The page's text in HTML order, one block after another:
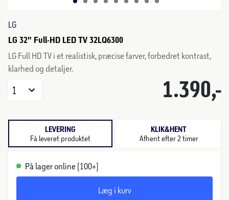
LG
LG 32" Full-HD LED TV 32LQ6300
LG Full HD TV i et realistisk, præcise farver, forbedret kontrast,
klarhed og detaljer.
1.390,-
1
LEVERING
Få leveret produktet
KLIK&HENT
Afhent efter 2 timer
På lager online (100+)
Læg i kurv